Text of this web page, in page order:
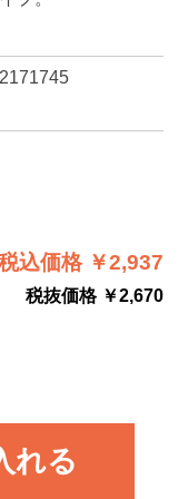
込価格 ￥2,937
税抜価格 ￥2,670